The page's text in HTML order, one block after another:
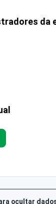
da
ocultar